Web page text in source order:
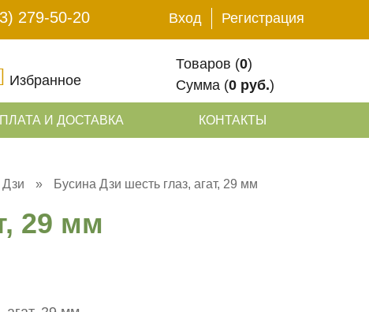
Избранное
Товаров (0)
Сумма (0 руб.)
279-50-20 Вход Регистрация
И ДОСТАВКА КОНТАКТЫ
» Бусина Дзи шесть глаз, агат, 29 мм
29 мм